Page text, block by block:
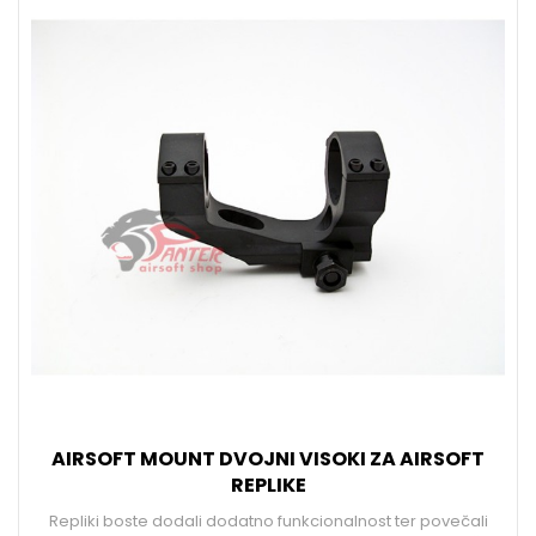
AIRSOFT MOUNT DVOJNI VISOKI ZA AIRSOFT
REPLIKE
Repliki boste dodali dodatno funkcionalnost ter povečali